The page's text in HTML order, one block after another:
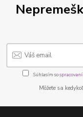
Súhlasím so
Môžete sa